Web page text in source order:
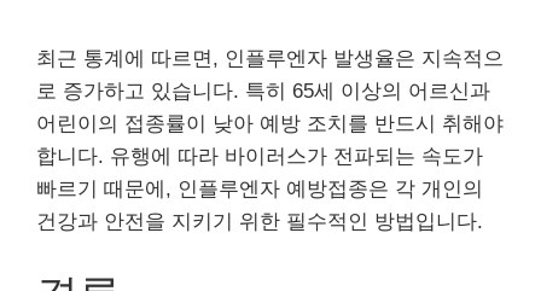
최근 통계에 따르면, 인플루엔자 발생율은 지속적으
로 증가하고 있습니다. 특히 65세 이상의 어르신과
어린이의 접종률이 낮아 예방 조치를 반드시 취해야
합니다. 유행에 따라 바이러스가 전파되는 속도가
빠르기 때문에, 인플루엔자 예방접종은 각 개인의
건강과 안전을 지키기 위한 필수적인 방법입니다.